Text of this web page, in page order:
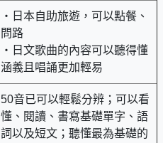
・日本自助旅遊，可以點餐、
問路
・日文歌曲的內容可以聽得懂
涵義且唱誦更加輕易
50音已可以輕鬆分辨；可以看
懂、閱讀、書寫基礎單字、語
詞以及短文；聽懂最為基礎的